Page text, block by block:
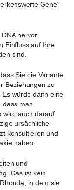
Gene“
hervor
Einfluss auf Ihre
sind.
Sie die Variante
Beziehungen zu
würde dann eine
dass man
wird auch darauf
ursächliche
konsultieren und
haben.
und
Das ist kein
in dem sie